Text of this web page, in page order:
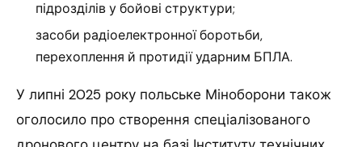
підрозділів у бойові структури;
засоби радіоелектронної боротьби,
перехоплення й протидії ударним БПЛА.
У липні 2025 року польське Міноборони також
оголосило про створення спеціалізованого